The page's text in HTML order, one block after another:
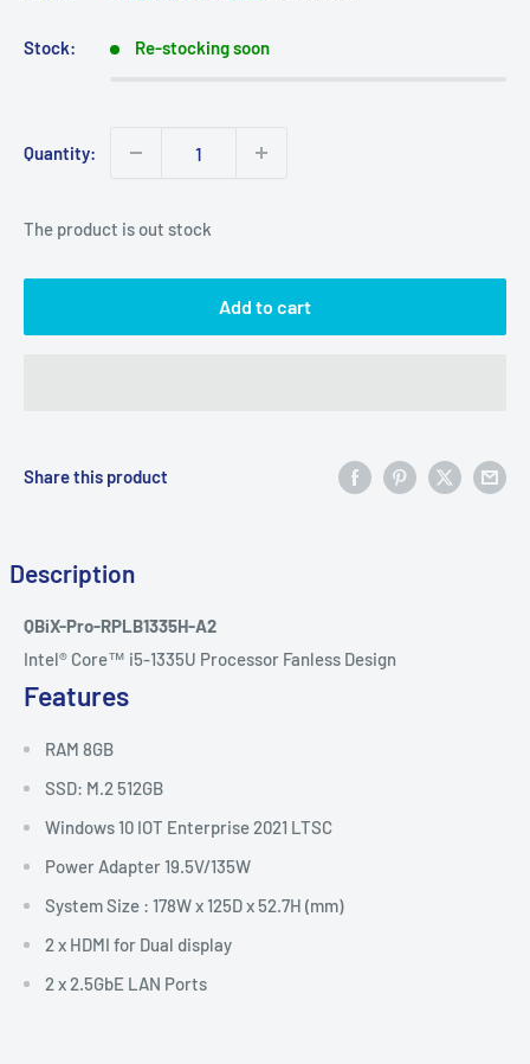
Stock: Re-stocking soon
Quantity:
The product is out stock
Add to cart
Share this product
Description
QBiX-Pro-RPLB1335H-A2
Intel® Core™ i5-1335U Processor Fanless Design
Features
RAM 8GB
SSD: M.2 512GB
Windows 10 IOT Enterprise 2021 LTSC
Power Adapter 19.5V/135W
System Size : 178W x 125D x 52.7H (mm)
2 x HDMI for Dual display
2 x 2.5GbE LAN Ports